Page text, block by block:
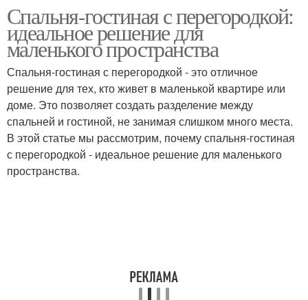
Перегородки в спальне
спальни
Перегородки из стекла
Спальня-гостиная с перегородкой:
идеальное решение для
маленького пространства
Спальня-гостиная с перегородкой - это отличное
решение для тех, кто живет в маленькой квартире или
доме. Это позволяет создать разделение между
спальней и гостиной, не занимая слишком много места.
В этой статье мы рассмотрим, почему спальня-гостиная
с перегородкой - идеальное решение для маленького
пространства.